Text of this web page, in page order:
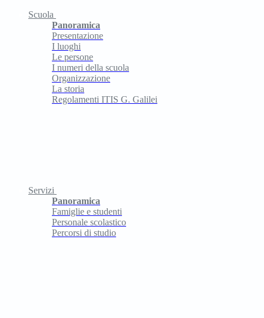
Scuola
Panoramica
Presentazione
I luoghi
Le persone
I numeri della scuola
Organizzazione
La storia
Regolamenti ITIS G. Galilei
Servizi
Panoramica
Famiglie e studenti
Personale scolastico
Percorsi di studio